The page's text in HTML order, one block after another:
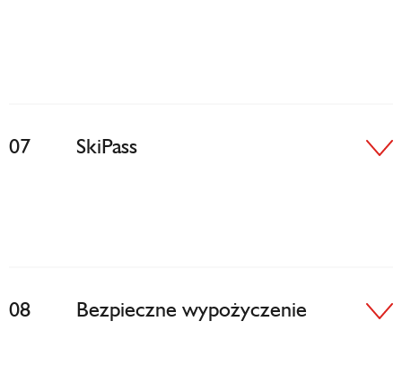
07 SkiPass
08 Bezpieczne wypożyczenie